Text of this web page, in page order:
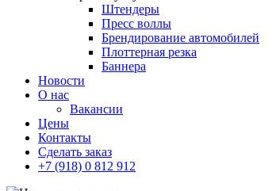
Штендеры
Пресс воллы
Брендирование автомобилей
Плоттерная резка
Баннера
Новости
О нас
Вакансии
Цены
Контакты
Сделать заказ
+7 (918) 0 812 912